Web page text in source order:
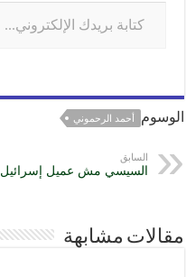
k
الوسوم أحمد الرحموني
السابق
السيسي مش عميل إسرائيل
مقالات مشابهة